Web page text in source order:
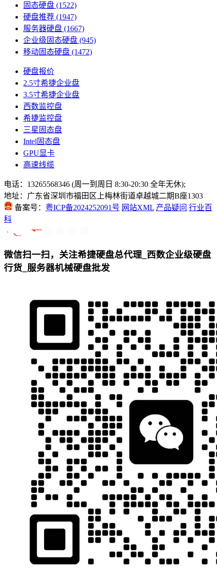
固态硬盘 (1522)
硬盘推荐 (1947)
服务器硬盘 (1667)
企业级固态硬盘 (945)
移动固态硬盘 (1472)
硬盘报价
2.5寸希捷企业盘
3.5寸希捷企业盘
西数监控盘
希捷监控盘
三星固态盘
Intel固态盘
GPU显卡
高速线缆
电话：13265568346 (周一到周日 8:30-20:30 全年无休);
地址：广东省深圳市福田区上梅林街道卓越城二期B座1303
备案号： 粤ICP备2024252091号 网站XML 产品疑问 行业百
科
微信扫一扫，关注希捷硬盘总代理_西数企业级硬盘
行货_服务器机械硬盘批发